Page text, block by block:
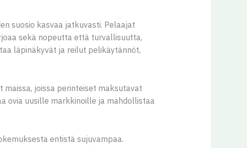
suosio kasvaa jatkuvasti. Pelaajat
sekä nopeutta että turvallisuutta,
läpinäkyvät ja reilut pelikäytännöt,
joissa perinteiset maksutavat
ovia uusille markkinoille ja mahdollistaa
entistä sujuvampaa.